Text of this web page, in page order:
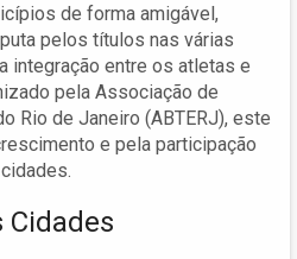
de forma amigável,
pelos títulos nas várias
integração entre os atletas e
pela Associação de
Rio de Janeiro (ABTERJ), este
e pela participação
Cidades